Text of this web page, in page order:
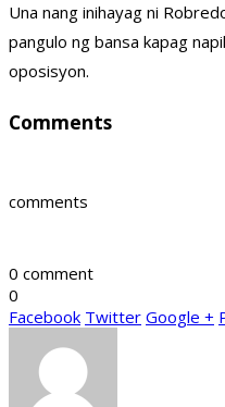
Una nang inihayag ni
pangulo ng bansa kapag
oposisyon.
Comments
comments
0 comment
0
Facebook Twitter Google +